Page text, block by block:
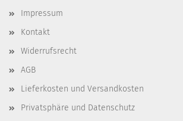
Impressum
Kontakt
Widerrufsrecht
AGB
Lieferkosten und Versandkosten
Privatsphäre und Datenschutz